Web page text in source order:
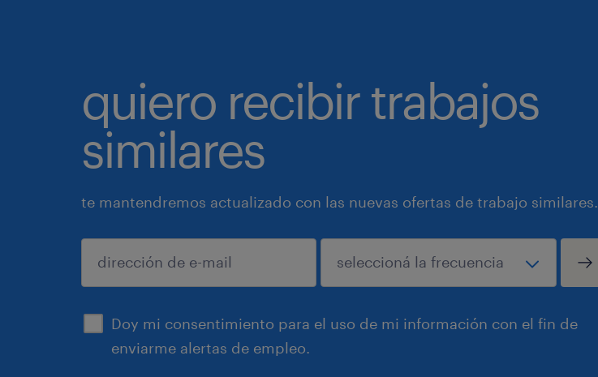
quiero recibir trabajos
similares
te mantendremos actualizado con las nuevas ofertas de trabajo similares.
Doy mi consentimiento para el uso de mi información con el fin de
enviarme alertas de empleo.
enviar